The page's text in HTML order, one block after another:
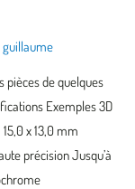
guillaume
pièces de quelques
Exemples 3D
x 13,0 mm
précision Jusqu’à